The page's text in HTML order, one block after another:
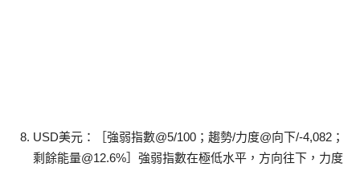
USD美元：［強弱指數@5/100；趨勢/力度@向下/-4,082；
剩餘能量@12.6%］強弱指數在極低水平，方向往下，力度